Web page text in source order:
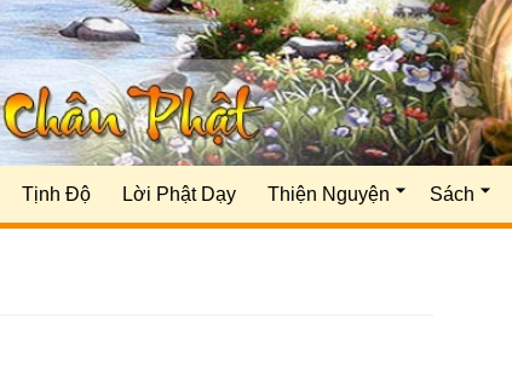
Tịnh Độ Lời Phật Dạy Thiện Nguyện Sách